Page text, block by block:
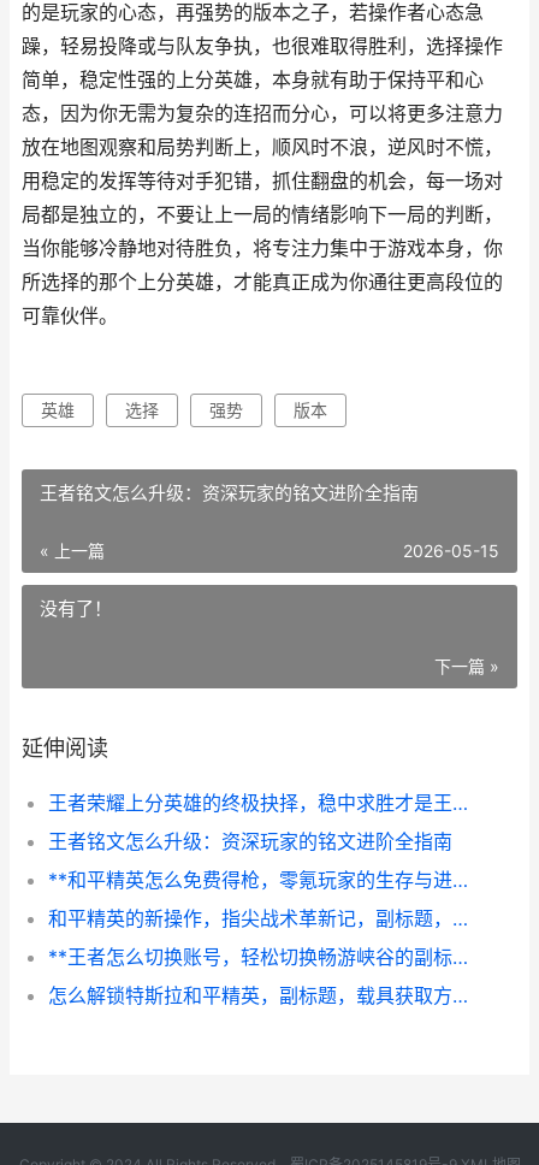
的是玩家的心态，再强势的版本之子，若操作者心态急
躁，轻易投降或与队友争执，也很难取得胜利，选择操作
简单，稳定性强的上分英雄，本身就有助于保持平和心
态，因为你无需为复杂的连招而分心，可以将更多注意力
放在地图观察和局势判断上，顺风时不浪，逆风时不慌，
用稳定的发挥等待对手犯错，抓住翻盘的机会，每一场对
局都是独立的，不要让上一局的情绪影响下一局的判断，
当你能够冷静地对待胜负，将专注力集中于游戏本身，你
所选择的那个上分英雄，才能真正成为你通往更高段位的
可靠伙伴。
英雄 选择 强势 版本
王者铭文怎么升级：资深玩家的铭文进阶全指南
« 上一篇 2026-05-15
没有了！
下一篇 »
延伸阅读
王者荣耀上分英雄的终极抉择，稳中求胜才是王道
王者铭文怎么升级：资深玩家的铭文进阶全指南
**和平精英怎么免费得枪，零氪玩家的生存与进阶之道，副标题：不花一分钱打造你的精锐军火库**
和平精英的新操作，指尖战术革新记，副标题，从按键布局到战场艺术的升维
**王者怎么切换账号，轻松切换畅游峡谷的副标题**
怎么解锁特斯拉和平精英，副标题，载具获取方法与实战运用解析